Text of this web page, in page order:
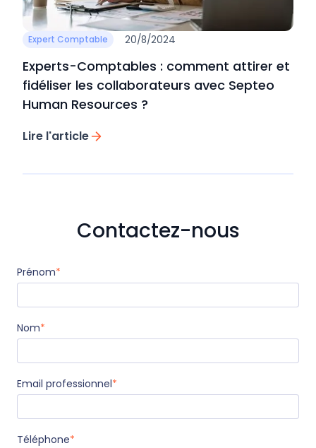
Expert Comptable 20/8/2024
Experts-Comptables : comment attirer et
fidéliser les collaborateurs avec Septeo
Human Resources ?
Lire l'article
Contactez-nous
Prénom*
Nom*
Email professionnel*
Téléphone*